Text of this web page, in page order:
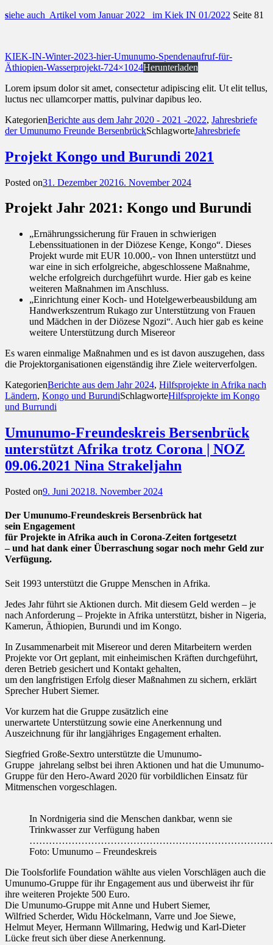
siehe auch Artikel vom Januar 2022 im Kiek IN 01/2022 Seite 81
KIEK-IN-Winter-2023-hier-Umunumo-Spendenaufruf-für-
Äthiopien-Wasserprojekt-724×1024Herunterladen
Lorem ipsum dolor sit amet, consectetur adipiscing elit. Ut elit tellus,
luctus nec ullamcorper mattis, pulvinar dapibus leo.
KategorienBerichte aus dem Jahr 2020 - 2021 -2022, Jahresbriefe
der Umunumo Freunde BersenbrückSchlagworteJahresbriefe
Projekt Kongo und Burundi 2021
Posted on31. Dezember 20216. November 2024
Projekt Jahr 2021: Kongo und Burundi
„Ernährungssicherung für Frauen in schwierigen
Lebenssituationen in der Diözese Kenge, Kongo“. Dieses
Projekt wurde mit EUR 10.000,- von Ihnen unterstützt und
war eine in sich erfolgreiche, abgeschlossene Maßnahme,
welche erfolgreich durchgeführt wurde. Hier gab es keine
weiteren Maßnahmen im Anschluss.
„Einrichtung einer Koch- und Hotelgewerbeausbildung am
Handwerkszentrum Rukago zur Unterstützung von Frauen
und Mädchen in der Diözese Ngozi“. Auch hier gab es keine
weitere Unterstützung durch Misereor
Es waren einmalige Maßnahmen und es ist davon auszugehen, dass
die Projektorganisationen eigenständig ihre Ziele weiterverfolgen.
KategorienBerichte aus dem Jahr 2024, Hilfsprojekte in Afrika nach
Ländern, Kongo und BurundiSchlagworteHilfsprojekte im Kongo
und Burrundi
Umunumo-Freundeskreis Bersenbrück
unterstützt Afrika trotz Corona | NOZ
09.06.2021 Nina Strakeljahn
Posted on9. Juni 20218. November 2024
Der Umunumo-Freundeskreis Bersenbrück hat
sein Engagement
für Projekte in Afrika auch in Corona-Zeiten fortgesetzt
– und hat dank einer Überraschung sogar noch mehr Geld zur
Verfügung.
Seit 1993 unterstützt die Gruppe Menschen in Afrika.
Jedes Jahr führt sie Aktionen durch. Mit diesem Geld werden – je
nach Anforderung – Projekte in Afrika unterstützt, bisher in Nigeria,
Kamerun, Äthiopien, Burundi und im Kongo.
In Zusammenarbeit mit Misereor und deren Mitarbeitern werden
Projekte vor Ort geplant, mit einheimischen Kräften durchgeführt,
deren Betrieb gesichert und Kontakt gehalten,
um den langfristigen Erfolg dieser Maßnahmen zu sichern, erklärt
Sprecher Hubert Siemer.
Vor kurzem hat die Gruppe zusätzlich eine
unerwartete Unterstützung sowie eine Anerkennung und
Auszeichnung für ihr langjähriges Engagement erhalten.
Siegfried Große-Sextro unterstützte die Umunumo-
Gruppe jahrelang selbst bei ihren Aktionen und hat die Umunumo-
Gruppe für den Hero-Award 2020 für vorbildlichen Einsatz für
Mitmenschen vorgeschlagen.
In Nordnigeria sind die Menschen dankbar, wenn sie
Trinkwasser zur Verfügung haben
Foto: Umunumo – Freundeskreis
Die Toolsforlife Foundation wählte aus vielen Vorschlägen auch die
Umunumo-Gruppe für ihr Engagement aus und überweist ihr für
ihre weiteren Projekte 500 Euro.
Die Umunumo-Gruppe mit Anne und Hubert Siemer,
Wilfried Scherder, Widu Höckelmann, Varre und Joe Siewe,
Helmut Meyer, Hermann Willmaring, Hedwig und Karl-Dieter
Lücke freut sich über diese Anerkennung.